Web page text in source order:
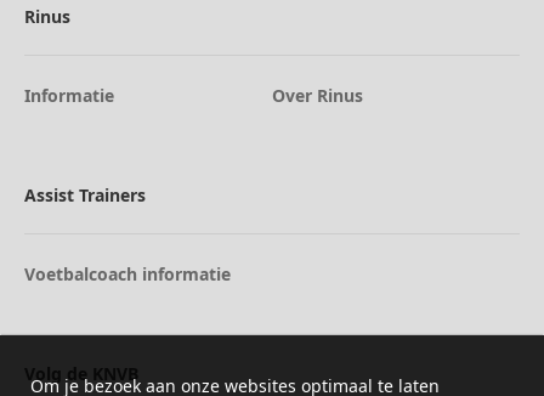
Rinus
Informatie Over Rinus
Assist Trainers
Voetbalcoach informatie
Volg de KNVB
Om je bezoek aan onze websites optimaal te laten